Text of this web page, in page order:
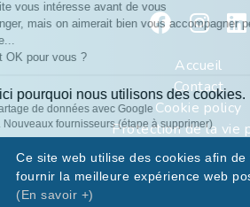
Accueil
Contact
Cookie policy
Protection de la vie
© COPYRIGHT
Ce site web utilise des cookies afin de
fournir la meilleure expérience web
(En savoir +)